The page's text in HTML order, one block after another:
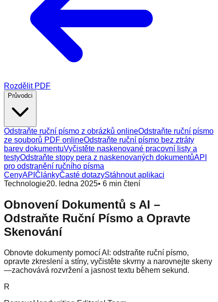
Rozdělit PDF
Průvodci
Odstraňte ruční písmo z obrázků onlineOdstraňte ruční písmo
ze souborů PDF onlineOdstraňte ruční písmo bez ztráty
barev dokumentuVyčistěte naskenované pracovní listy a
testyOdstraňte stopy pera z naskenovaných dokumentůAPI
pro odstranění ručního písma
CenyAPI ČlánkyČasté dotazyStáhnout aplikaci
Technologie20. ledna 2025• 6 min čtení
Obnovení Dokumentů s AI –
Odstraňte Ruční Písmo a Opravte
Skenování
Obnovte dokumenty pomocí AI: odstraňte ruční písmo,
opravte zkreslení a stíny, vyčistěte skvrny a narovnejte skeny
—zachovává rozvržení a jasnost textu během sekund.
R